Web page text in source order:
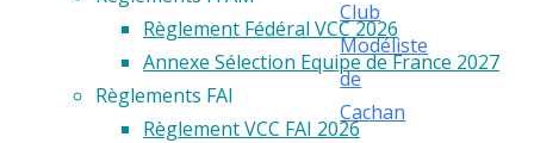
Règlement Fédéral VCC 2026
Annexe Sélection Equipe de France 2027
Règlements FAI
Règlement VCC FAI 2026
Club
Modéliste
de
Cachan